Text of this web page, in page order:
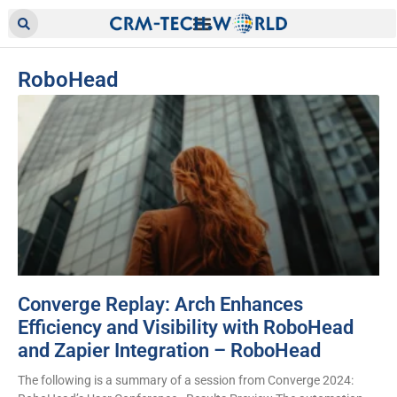
RoboHead
Converge Replay: Arch Enhances
Efficiency and Visibility with RoboHead
and Zapier Integration – RoboHead
The following is a summary of a session from Converge 2024: